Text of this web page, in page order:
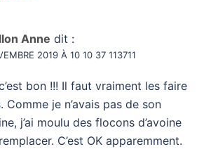
Anne dit :
2019 À 10 10 37 113711
bon !!! Il faut vraiment les faire
Comme je n’avais pas de son
j’ai moulu des flocons d’avoine
C’est OK apparemment.